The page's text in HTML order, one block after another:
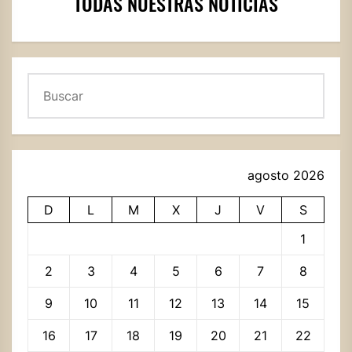
agosto 2026
D L M X J V
S
1
2 3 4 5 6 7 8
9 10 11 12 13 14 15
16 17 18 19 20 21 22